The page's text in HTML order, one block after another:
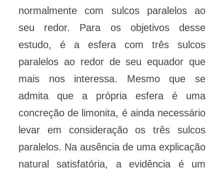
normalmente com sulcos paralelos ao
seu redor. Para os objetivos desse
estudo, é a esfera com três sulcos
paralelos ao redor de seu equador que
mais nos interessa. Mesmo que se
admita que a própria esfera é uma
concreção de limonita, é ainda necessário
levar em consideração os três sulcos
paralelos. Na ausência de uma explicação
natural satisfatória, a evidência é um